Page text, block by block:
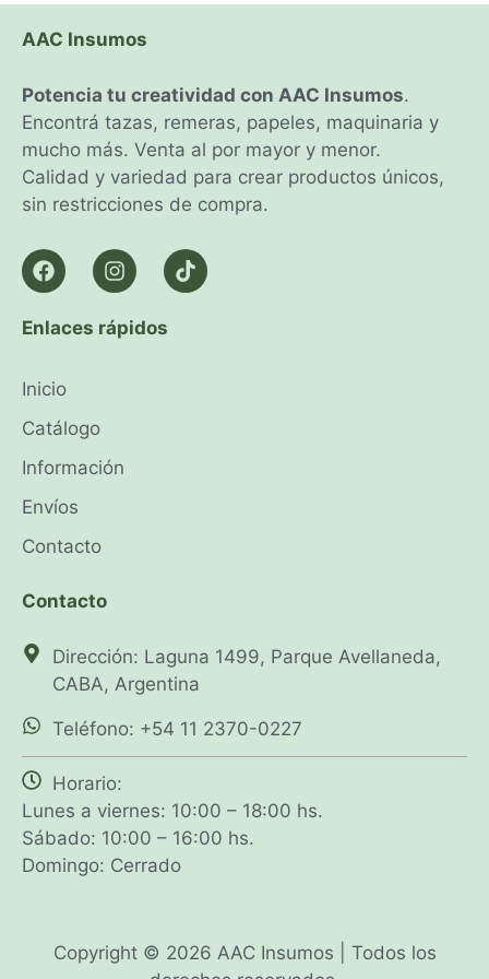
AAC Insumos
Potencia tu creatividad con AAC Insumos.
Encontrá tazas, remeras, papeles, maquinaria y
mucho más. Venta al por mayor y menor.
Calidad y variedad para crear productos únicos,
sin restricciones de compra.
Enlaces rápidos
Inicio
Catálogo
Información
Envíos
Contacto
Contacto
Dirección: Laguna 1499, Parque Avellaneda,
CABA, Argentina
Teléfono: +54 11 2370-0227
Horario:
Lunes a viernes: 10:00 – 18:00 hs.
Sábado: 10:00 – 16:00 hs.
Domingo: Cerrado
Copyright © 2026 AAC Insumos | Todos los